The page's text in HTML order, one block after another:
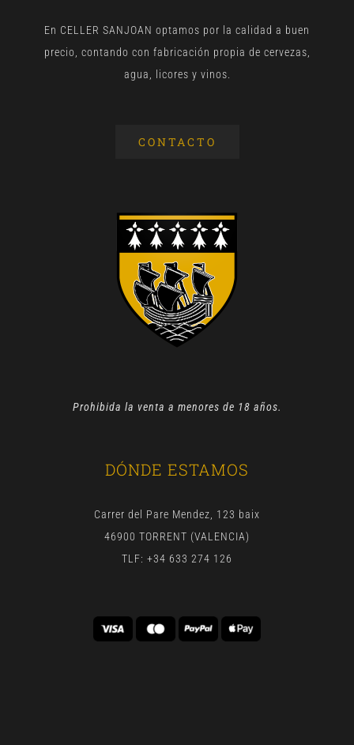
En CELLER SANJOAN optamos por la calidad a buen
precio, contando con fabricación propia de cervezas,
agua, licores y vinos.
CONTACTO
Prohibida la venta a menores de 18 años.
DÓNDE ESTAMOS
Carrer del Pare Mendez, 123 baix
46900 TORRENT (VALENCIA)
TLF: +34 633 274 126